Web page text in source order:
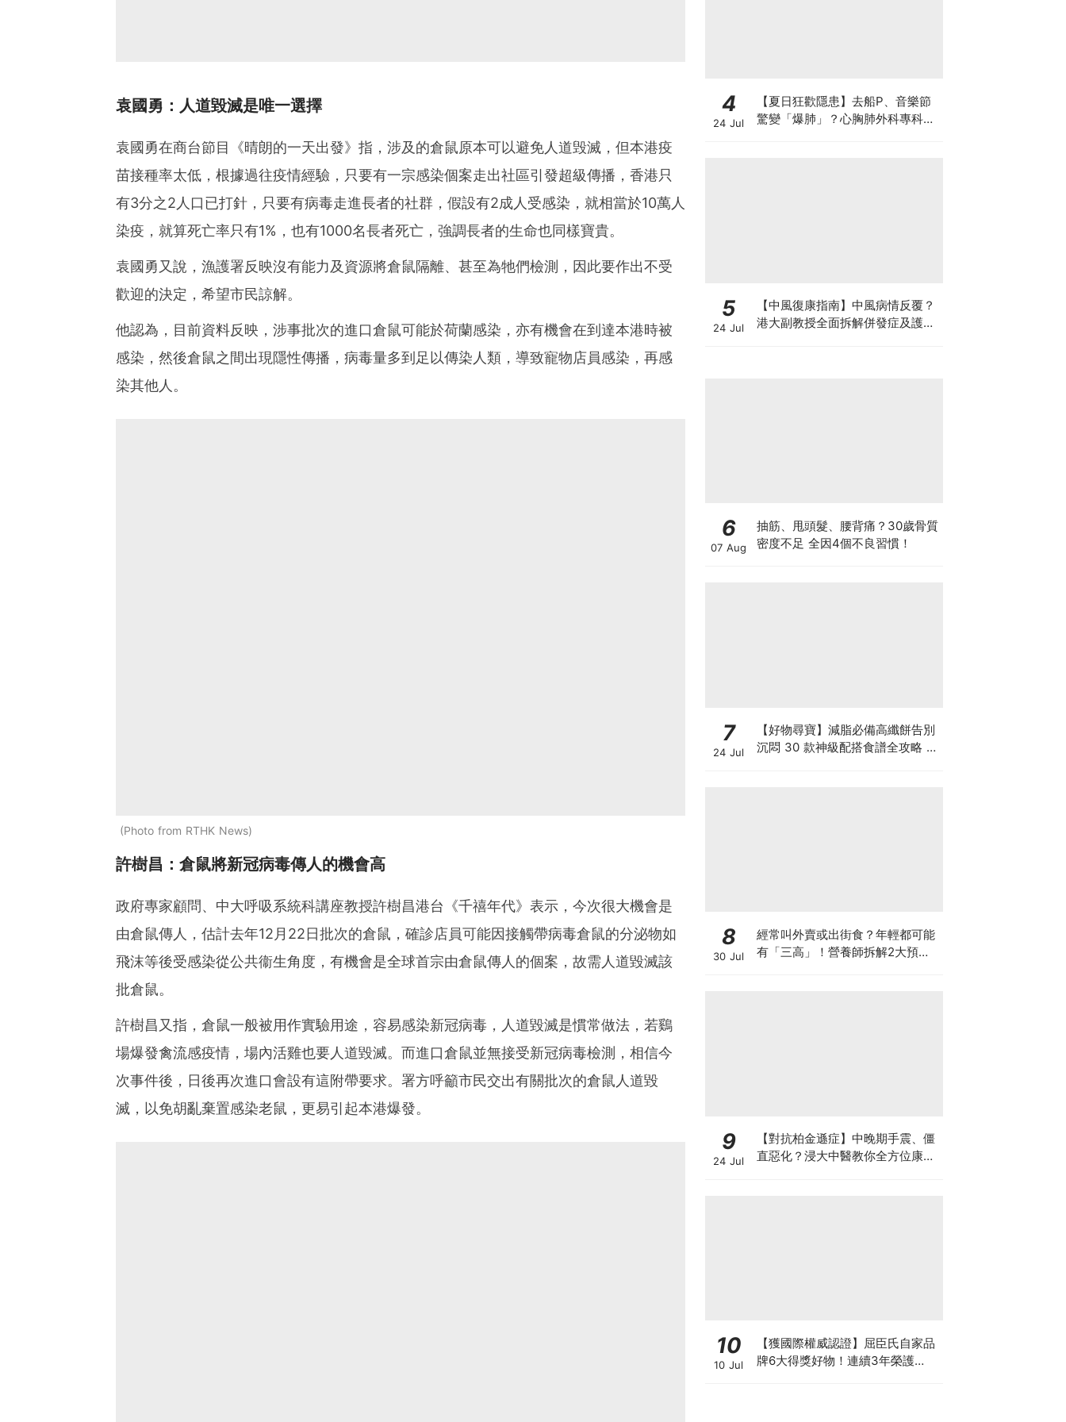
袁國勇：人道毀滅是唯一選擇
袁國勇在商台節目《晴朗的一天出發》指，涉及的倉鼠原本可以避免人道毁滅，但本港疫
苗接種率太低，根據過往疫情經驗，只要有一宗感染個案走出社區引發超級傳播，香港只
有3分之2人口已打針，只要有病毒走進長者的社群，假設有2成人受感染，就相當於10萬人
染疫，就算死亡率只有1%，也有1000名長者死亡，強調長者的生命也同樣寶貴。
袁國勇又說，漁護署反映沒有能力及資源將倉鼠隔離、甚至為牠們檢測，因此要作出不受
歡迎的決定，希望市民諒解。
他認為，目前資料反映，涉事批次的進口倉鼠可能於荷蘭感染，亦有機會在到達本港時被
感染，然後倉鼠之間出現隱性傳播，病毒量多到足以傳染人類，導致寵物店員感染，再感
染其他人。
Photo from RTHK News
許樹昌：倉鼠將新冠病毒傳人的機會高
政府專家顧問、中大呼吸系統科講座教授許樹昌港台《千禧年代》表示，今次很大機會是
由倉鼠傳人，估計去年12月22日批次的倉鼠，確診店員可能因接觸帶病毒倉鼠的分泌物如
飛沫等後受感染從公共衞生角度，有機會是全球首宗由倉鼠傳人的個案，故需人道毀滅該
批倉鼠。
許樹昌又指，倉鼠一般被用作實驗用途，容易感染新冠病毒，人道毀滅是慣常做法，若鷄
場爆發禽流感疫情，場內活雞也要人道毀滅。而進口倉鼠並無接受新冠病毒檢測，相信今
次事件後，日後再次進口會設有這附帶要求。署方呼籲市民交出有關批次的倉鼠人道毀
滅，以免胡亂棄置感染老鼠，更易引起本港爆發。
4
24 Jul
【夏日狂歡隱患】去船P、音樂節
驚變「爆肺」？心胸肺外科專科醫
5
24 Jul
【中風復康指南】中風病情反覆？
港大副教授全面拆解併發症及護理
6
07 Aug
抽筋、甩頭髮、腰背痛？30歲骨質
密度不足 全因4個不良習慣！
7
24 Jul
【好物尋寶】減脂必備高纖餅告別
沉悶 30 款神級配搭食譜全攻略 日
8
30 Jul
經常叫外賣或出街食？年輕都可能
有「三高」！營養師拆解2大預防
9
24 Jul
【對抗柏金遜症】中晚期手震、僵
直惡化？浸大中醫教你全方位康復
10
10 Jul
【獲國際權威認證】屈臣氏自家品
牌6大得獎好物！連續3年榮護